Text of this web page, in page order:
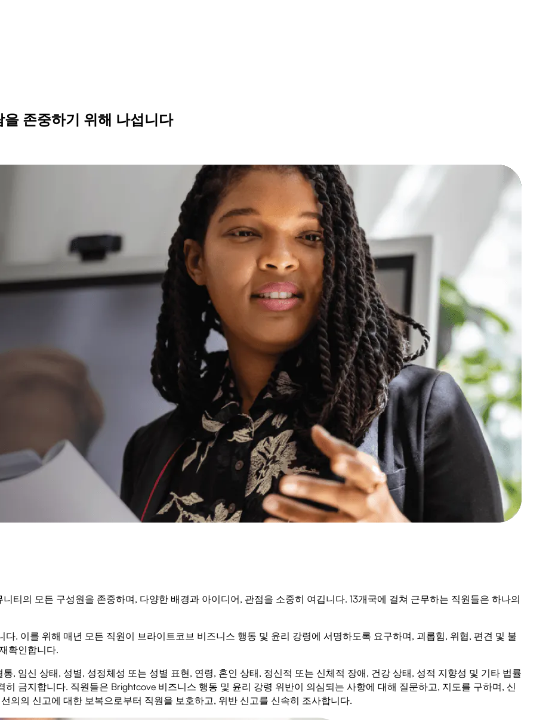
존중하기 위해 나섭니다
티의 모든 구성원을 존중하며, 다양한 배경과 아이디어, 관점을 소중히 여깁니다. 13개국에 걸쳐 근무하는 직원들은 하나의
. 이를 위해 매년 모든 직원이 브라이트코브 비즈니스 행동 및 윤리 강령에 서명하도록 요구하며, 괴롭힘, 위협, 편견 및 불
확인합니다.
, 임신 상태, 성별, 성정체성 또는 성별 표현, 연령, 혼인 상태, 정신적 또는 신체적 장애, 건강 상태, 성적 지향성 및 기타 법률
금지합니다. 직원들은 Brightcove 비즈니스 행동 및 윤리 강령 위반이 의심되는 사항에 대해 질문하고, 지도를 구하며, 신
의의 신고에 대한 보복으로부터 직원을 보호하고, 위반 신고를 신속히 조사합니다.